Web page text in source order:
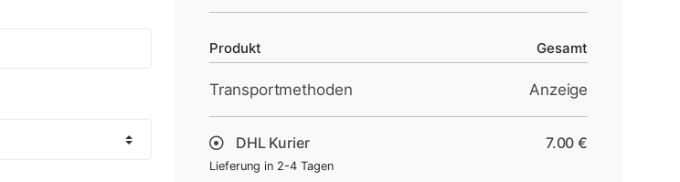
Produkt Gesamt
Transportmethoden Anzeige
DHL Kurier 7.00 €
Lieferung in 2-4 Tagen